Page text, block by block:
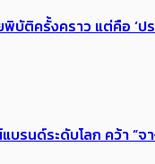
ยพิบัติครั้งคราว แต่คือ
บรนด์ระดับโลก คว้า “